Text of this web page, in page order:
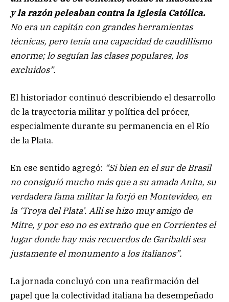
y la razón peleaban contra la Iglesia Católica.
No era un capitán con grandes herramientas
técnicas, pero tenía una capacidad de caudillismo
enorme; lo seguían las clases populares, los
excluidos”.
El historiador continuó describiendo el desarrollo
de la trayectoria militar y política del prócer,
especialmente durante su permanencia en el Río
de la Plata.
En ese sentido agregó: “Si bien en el sur de Brasil
no consiguió mucho más que a su amada Anita, su
verdadera fama militar la forjó en Montevideo, en
la ‘Troya del Plata’. Allí se hizo muy amigo de
Mitre, y por eso no es extraño que en Corrientes el
lugar donde hay más recuerdos de Garibaldi sea
justamente el monumento a los italianos”.
La jornada concluyó con una reafirmación del
papel que la colectividad italiana ha desempeñado